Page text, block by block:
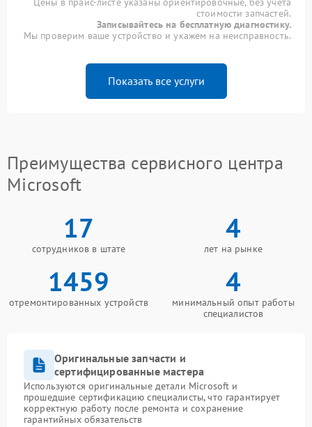
стоимости запчастей.
Записывайтесь на бесплатную диагностику.
Мы проверим ваше устройство и укажем на неисправность.
Показать все услуги
Преимущества сервисного центра
Microsoft
17
сотрудников в штате
4
лет на рынке
1459
отремонтированных устройств
4
минимальный опыт работы
специалистов
Оригинальные запчасти и
сертифицированные мастера
Используются оригинальные детали Microsoft и
прошедшие сертификацию специалисты, что гарантирует
корректную работу после ремонта и сохранение
гарантийных обязательств